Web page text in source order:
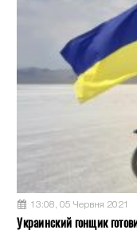
13:08, 05 Червня 2021
Украинский гонщик